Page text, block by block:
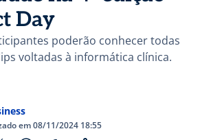
Day
poderão conhecer todas
voltadas à informática clínica.
em 08/11/2024 18:55